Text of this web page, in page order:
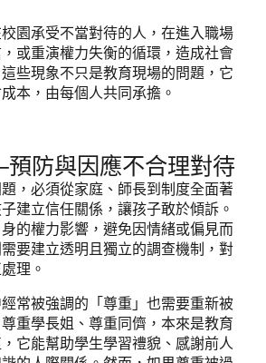
園承受不當對待的人，在進入職場
或重演權力失衡的循環，造成社會
些現象不只是教育現場的問題，它
本，由每個人共同承擔。
防與因應不合理對待
，必須從家庭、師長到制度全面著
建立信任關係，讓孩子敢於傾訴。
的權力影響，避免因情緒或偏見而
要建立透明且獨立的調查機制，對
理。
常被強調的「尊重」也需要重新被
重學長姐、尊重同儕，本來是教育
它能幫助學生學習禮貌、感謝前人